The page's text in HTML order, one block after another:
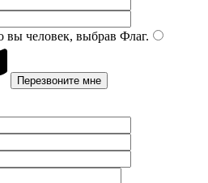
вы человек, выбрав Флаг.